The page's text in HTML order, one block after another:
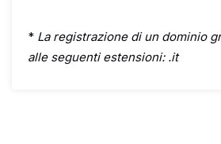
* La registrazione di un dominio
alle seguenti estensioni: .it